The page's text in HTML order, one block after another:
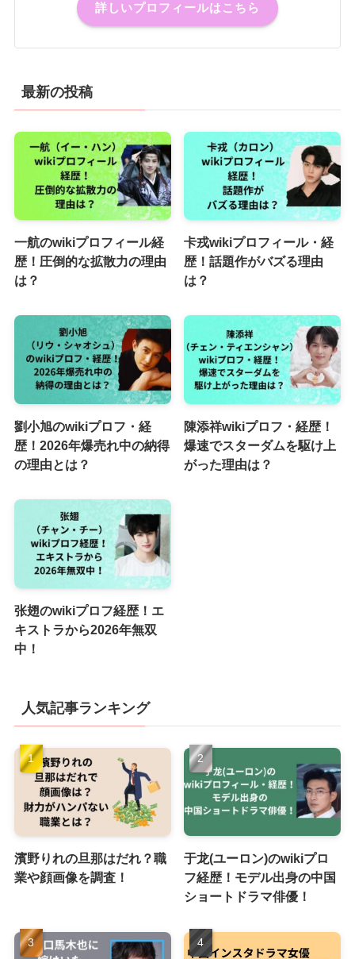
詳しいプロフィールはこちら
最新の投稿
一航のwikiプロフィール経
歴！圧倒的な拡散力の理由
は？
卡戎wikiプロフィール・経
歴！話題作がバズる理由
は？
劉小旭のwikiプロフ・経
歴！2026年爆売れ中の納得
の理由とは？
陳添祥wikiプロフ・経歴！
爆速でスターダムを駆け上
がった理由は？
张翅のwikiプロフ経歴！エ
キストラから2026年無双
中！
人気記事ランキング
濱野りれの旦那はだれ？職
業や顔画像を調査！
于龙(ユーロン)のwikiプロ
フ経歴！モデル出身の中国
ショートドラマ俳優！